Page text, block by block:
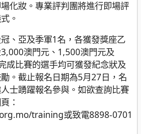
化妝。專業評判團將進行即場評
。
、亞及季軍1名，各獲發獎座乙
澳門元、1,500澳門元及
成比賽的選手均可獲發紀念狀及
。截止報名日期為5月27日，名
士踴躍報名參與。如欲查詢比賽
：
training或致電8898-0701